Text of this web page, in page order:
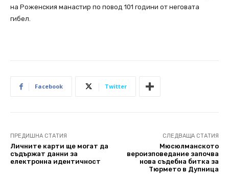
на Роженския манастир по повод 101 години от неговата
гибел.
Facebook Twitter
ПРЕДИШНА СТАТИЯ
Личните карти ще могат да
съдържат данни за
електронна идентичност
СЛЕДВАЩА СТАТИЯ
Мюсюлманското
вероизповедание започва
нова съдебна битка за
Тюрмето в Дупница